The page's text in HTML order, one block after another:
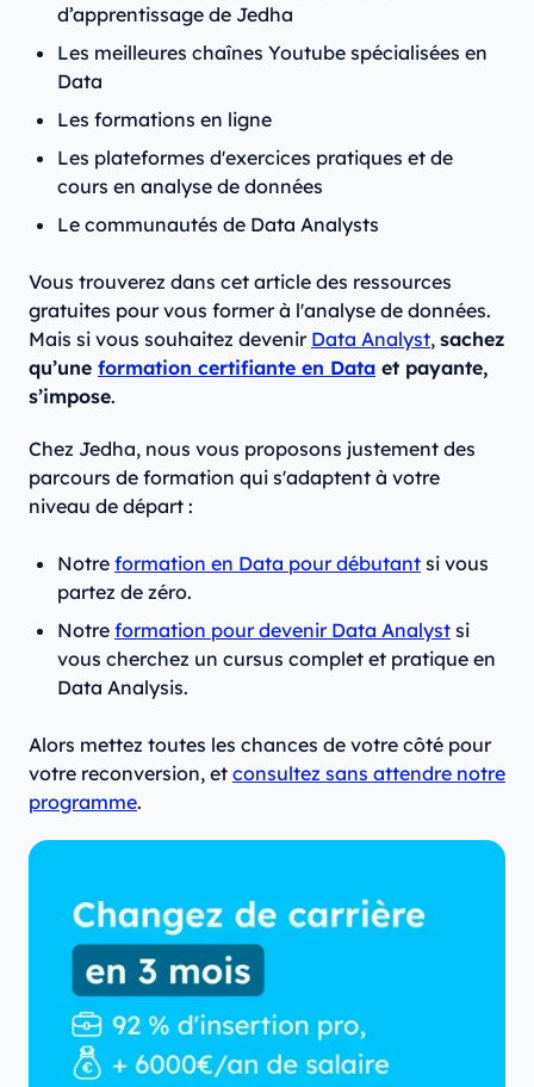
d’apprentissage de Jedha
Les meilleures chaînes Youtube spécialisées en
Data
Les formations en ligne
Les plateformes d'exercices pratiques et de
cours en analyse de données
Le communautés de Data Analysts
Vous trouverez dans cet article des ressources
gratuites pour vous former à l'analyse de données.
Mais si vous souhaitez devenir Data Analyst, sachez
qu’une formation certifiante en Data et payante,
s’impose.
Chez Jedha, nous vous proposons justement des
parcours de formation qui s'adaptent à votre
niveau de départ :
Notre formation en Data pour débutant si vous
partez de zéro.
Notre formation pour devenir Data Analyst si
vous cherchez un cursus complet et pratique en
Data Analysis.
Alors mettez toutes les chances de votre côté pour
votre reconversion, et consultez sans attendre notre
programme.